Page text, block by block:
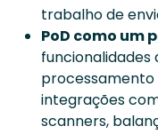
trabalho de
PoD como um
funcionalidades
processamento
integrações
scanners,